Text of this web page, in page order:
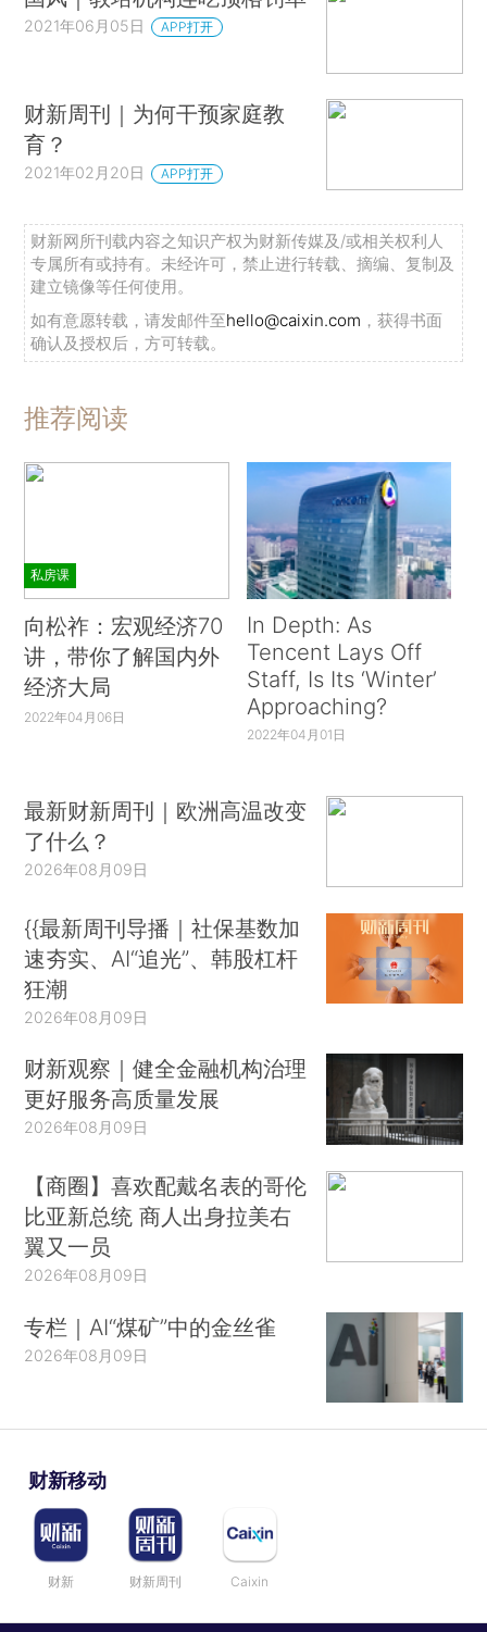
2021年06月05日 APP打开
财新周刊｜为何干预家庭教
育？
2021年02月20日 APP打开
财新网所刊载内容之知识产权为财新传媒及/或相关权利人
专属所有或持有。未经许可，禁止进行转载、摘编、复制及
建立镜像等任何使用。
如有意愿转载，请发邮件至hello@caixin.com ，获得书面
确认及授权后，方可转载。
推荐阅读
私房课
向松祚：宏观经济70
讲，带你了解国内外
经济大局
2022年04月06日
In Depth: As
Tencent Lays Off
Staff, Is Its ‘Winter’
Approaching?
2022年04月01日
最新财新周刊｜欧洲高温改变
了什么？
2026年08月09日
{{最新周刊导播｜社保基数加
速夯实、AI“追光”、韩股杠杆
狂潮
2026年08月09日
财新观察｜健全金融机构治理
更好服务高质量发展
2026年08月09日
【商圈】喜欢配戴名表的哥伦
比亚新总统 商人出身拉美右
翼又一员
2026年08月09日
专栏｜AI“煤矿”中的金丝雀
2026年08月09日
财新移动
财新 财新周刊 Caixin